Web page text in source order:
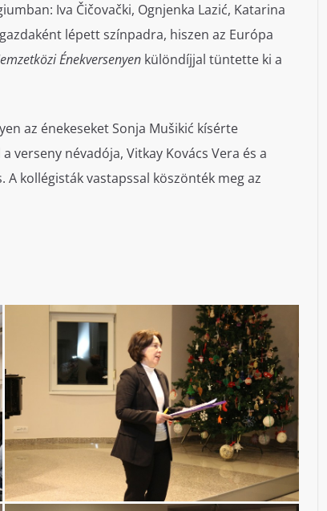
Iva Čičovački, Ognjenka Lazić, Katarina
lépett színpadra, hiszen az Európa
Énekversenyen különdíjjal tüntette ki a
az énekeseket Sonja Mušikić kísérte
névadója, Vitkay Kovács Vera és a
A kollégisták vastapssal köszönték meg az